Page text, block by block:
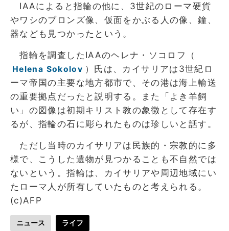
IAAによると指輪の他に、3世紀のローマ硬貨
やワシのブロンズ像、仮面をかぶる人の像、鐘、
器なども見つかったという。
指輪を調査したIAAのヘレナ・ソコロフ（
Helena Sokolov ）氏は、カイサリアは3世紀ロ
ーマ帝国の主要な地方都市で、その港は海上輸送
の重要拠点だったと説明する。また「よき羊飼
い」の図像は初期キリスト教の象徴として存在す
るが、指輪の石に彫られたものは珍しいと話す。
ただし当時のカイサリアは民族的・宗教的に多
様で、こうした遺物が見つかることも不自然では
ないという。指輪は、カイサリアや周辺地域にい
たローマ人が所有していたものと考えられる。
(c)AFP
ニュース ライフ